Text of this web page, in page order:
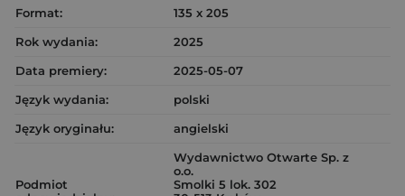
Format:
135 x 205
Rok wydania:
2025
Data premiery:
2025-05-07
Język wydania:
polski
Język oryginału:
angielski
Podmiot
Wydawnictwo Otwarte Sp. z
o.o.
Smolki 5 lok. 302